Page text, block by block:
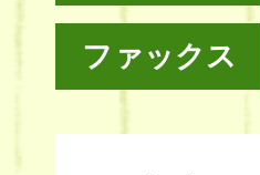
ファックス